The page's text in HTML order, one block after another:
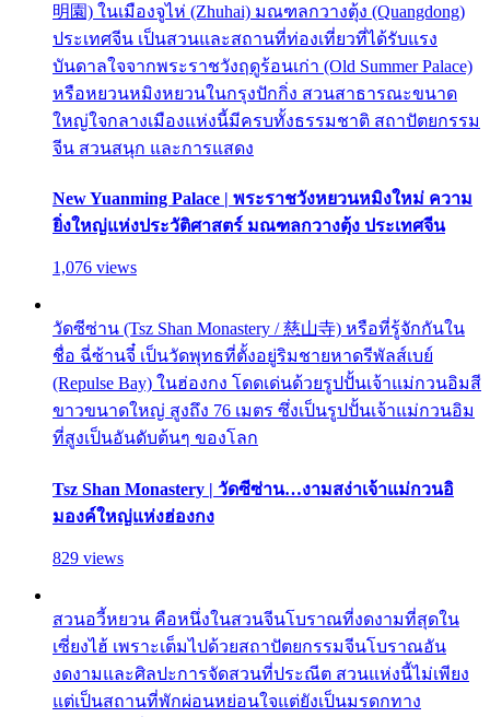
明園) ในเมืองจูไห่ (Zhuhai) มณฑลกวางตุ้ง (Quangdong)
ประเทศจีน เป็นสวนและสถานที่ท่องเที่ยวที่ได้รับแรง
บันดาลใจจากพระราชวังฤดูร้อนเก่า (Old Summer Palace)
หรือหยวนหมิงหยวนในกรุงปักกิ่ง สวนสาธารณะขนาด
ใหญ่ใจกลางเมืองแห่งนี้มีครบทั้งธรรมชาติ สถาปัตยกรรม
จีน สวนสนุก และการแสดง
New Yuanming Palace | พระราชวังหยวนหมิงใหม่ ความ
ยิ่งใหญ่แห่งประวัติศาสตร์ มณฑลกวางตุ้ง ประเทศจีน
1,076 views
วัดซีซ่าน (Tsz Shan Monastery / 慈山寺) หรือที่รู้จักกันใน
ชื่อ ฉี่ซ้านจี๋ เป็นวัดพุทธที่ตั้งอยู่ริมชายหาดรีพัลส์เบย์
(Repulse Bay) ในฮ่องกง โดดเด่นด้วยรูปปั้นเจ้าแม่กวนอิมสี
ขาวขนาดใหญ่ สูงถึง 76 เมตร ซึ่งเป็นรูปปั้นเจ้าแม่กวนอิม
ที่สูงเป็นอันดับต้นๆ ของโลก
Tsz Shan Monastery | วัดซีซ่าน…งามสง่าเจ้าแม่กวนอิ
มองค์ใหญ่แห่งฮ่องกง
829 views
สวนอวี้หยวน คือหนึ่งในสวนจีนโบราณที่งดงามที่สุดใน
เซี่ยงไฮ้ เพราะเต็มไปด้วยสถาปัตยกรรมจีนโบราณอัน
งดงามและศิลปะการจัดสวนที่ประณีต สวนแห่งนี้ไม่เพียง
แต่เป็นสถานที่พักผ่อนหย่อนใจแต่ยังเป็นมรดกทาง